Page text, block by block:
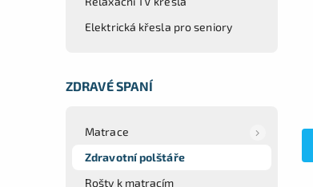
Elektrická křesla pro seniory
ZDRAVÉ SPANÍ
Matrace
Zdravotní polštáře
Rošty k matracím